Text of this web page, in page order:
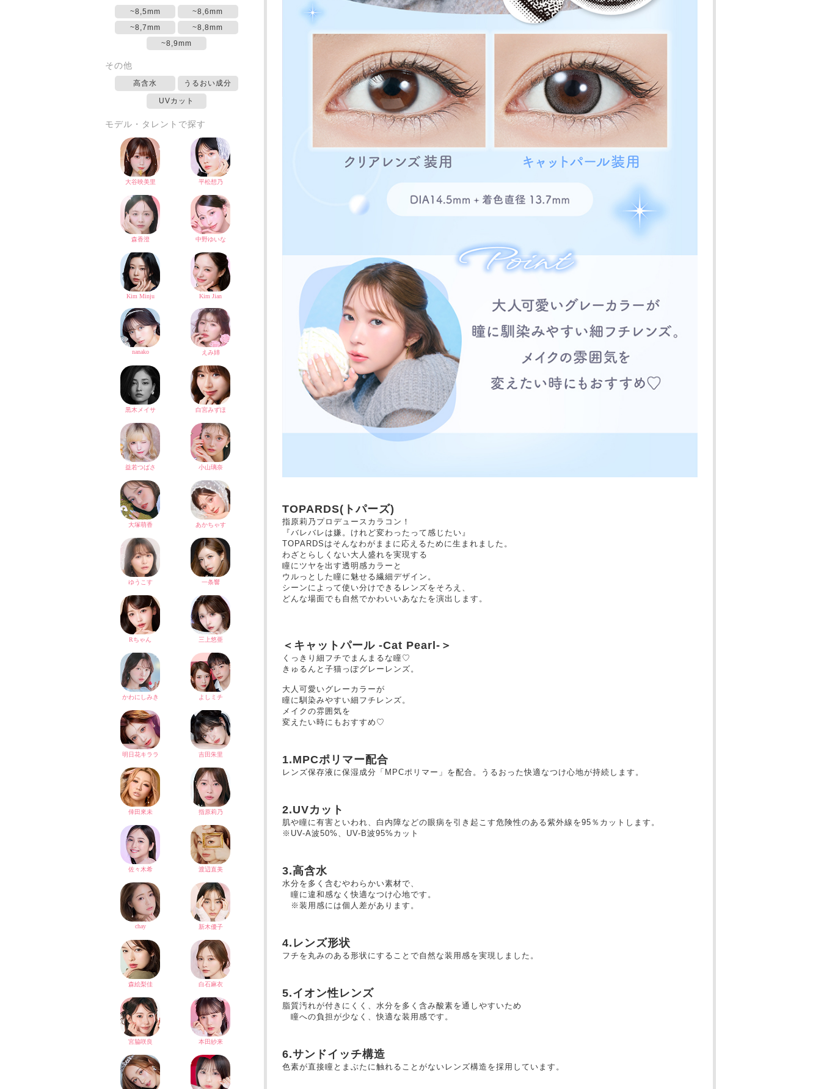
~8,5mm
~8,6mm
~8,7mm
~8,8mm
~8,9mm
その他
高含水 うるおい成分
UVカット
モデル・タレントで探す
TOPARDS(トパーズ)
指原莉乃プロデュースカラコン！
『バレバレは嫌。けれど変わったって感じたい』
TOPARDSはそんなわがままに応えるために生まれました。
わざとらしくない大人盛れを実現する
瞳にツヤを出す透明感カラーと
ウルっとした瞳に魅せる繊細デザイン。
シーンによって使い分けできるレンズをそろえ、
どんな場面でも自然でかわいいあなたを演出します。
＜キャットパール -Cat Pearl-＞
くっきり細フチでまんまるな瞳♡
きゅるんと子猫っぽグレーレンズ。
大人可愛いグレーカラーが
瞳に馴染みやすい細フチレンズ。
メイクの雰囲気を
変えたい時にもおすすめ♡
1.MPCポリマー配合
レンズ保存液に保湿成分「MPCポリマー」を配合。うるおった快適なつけ心地が持続します。
2.UVカット
肌や瞳に有害といわれ、白内障などの眼病を引き起こす危険性のある紫外線を95％カットします。
※UV-A波50%、UV-B波95%カット
3.高含水
水分を多く含むやわらかい素材で、
瞳に違和感なく快適なつけ心地です。
※装用感には個人差があります。
4.レンズ形状
フチを丸みのある形状にすることで自然な装用感を実現しました。
5.イオン性レンズ
脂質汚れが付きにくく、水分を多く含み酸素を通しやすいため
瞳への負担が少なく、快適な装用感です。
6.サンドイッチ構造
色素が直接瞳とまぶたに触れることがないレンズ構造を採用しています。